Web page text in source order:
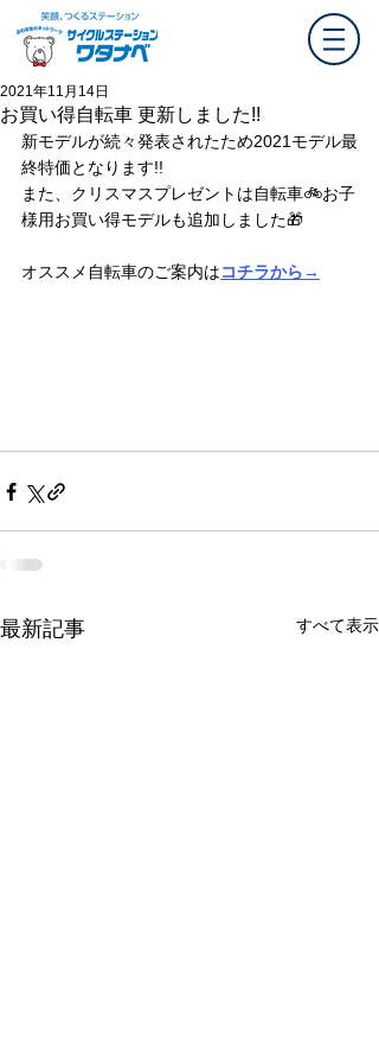
お買い得自転車 更新しました!!
2021年11月14日
新モデルが続々発表されたため2021モデル最
終特価となります!!
また、クリスマスプレゼントは自転車🚲お子
様用お買い得モデルも追加しました🎁
オススメ自転車のご案内はコチラから→
最新記事 すべて表示